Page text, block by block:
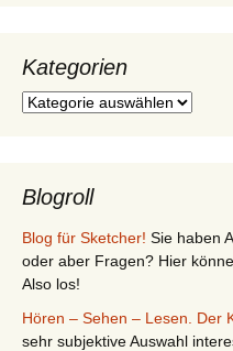
Kategorien
Kategorien
Blogroll
Blog für Sketcher! Sie haben
oder aber Fragen? Hier
Also los!
Hören – Sehen – Lesen. Der
sehr subjektive Auswahl